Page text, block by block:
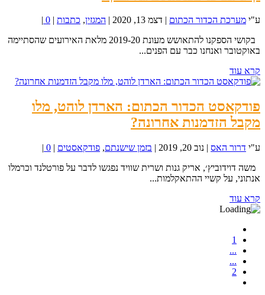
ע"י מערכת הכדור הכתום | דצמ 13, 2020 | המגזין, כתבות |
0
|
בקושי הספקנו להתאושש מעונת 2019-20 מלאת האירועים שהסתיימה
באוקטובר ואנחנו כבר עם הפנים...
קרא עוד
פודקאסט הכדור הכתום: הארדן לוהט, מלו
מקבל הזדמנות אחרונה?
ע"י דרור האס | נוב 20, 2019 | בזמן שישנתם, פודקאסטים |
0
|
משה דוידוביץ׳, אריק גנות ושרית שוויד נפגשו לדבר על פורטלנד וכרמלו
אנתוני, על קשיי ההתאקלמות...
קרא עוד
1
...
...
2